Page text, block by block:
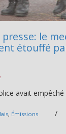
le
étouffé
avait
, Émissions /